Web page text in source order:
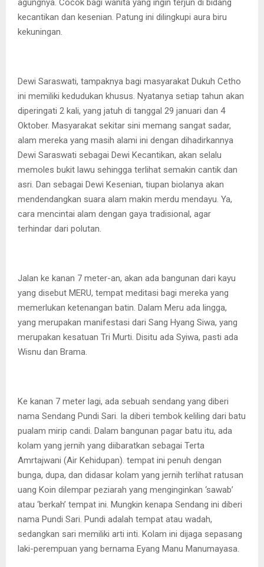
agungnya. Cocok bagi wanita yang ingin terjun di bidang
kecantikan dan kesenian. Patung ini dilingkupi aura biru
kekuningan.
Dewi Saraswati, tampaknya bagi masyarakat Dukuh Cetho
ini memiliki kedudukan khusus. Nyatanya setiap tahun akan
diperingati 2 kali, yang jatuh di tanggal 29 januari dan 4
Oktober. Masyarakat sekitar sini memang sangat sadar,
alam mereka yang masih alami ini dengan dihadirkannya
Dewi Saraswati sebagai Dewi Kecantikan, akan selalu
memoles bukit lawu sehingga terlihat semakin cantik dan
asri. Dan sebagai Dewi Kesenian, tiupan biolanya akan
mendendangkan suara alam makin merdu mendayu. Ya,
cara mencintai alam dengan gaya tradisional, agar
terhindar dari polutan.
Jalan ke kanan 7 meter-an, akan ada bangunan dari kayu
yang disebut MERU, tempat meditasi bagi mereka yang
memerlukan ketenangan batin. Dalam Meru ada lingga,
yang merupakan manifestasi dari Sang Hyang Siwa, yang
merupakan kesatuan Tri Murti. Disitu ada Syiwa, pasti ada
Wisnu dan Brama.
Ke kanan 7 meter lagi, ada sebuah sendang yang diberi
nama Sendang Pundi Sari. Ia diberi tembok keliling dari batu
pualam mirip candi. Dalam bangunan pagar batu itu, ada
kolam yang jernih yang diibaratkan sebagai Terta
Amrtajwani (Air Kehidupan). tempat ini penuh dengan
bunga, dupa, dan didasar kolam yang jernih terlihat ratusan
uang Koin dilempar peziarah yang menginginkan ‘sawab’
atau ‘berkah’ tempat ini. Mungkin kenapa Sendang ini diberi
nama Pundi Sari. Pundi adalah tempat atau wadah,
sedangkan sari memiliki arti inti. Kolam ini dijaga sepasang
laki-perempuan yang bernama Eyang Manu Manumayasa.